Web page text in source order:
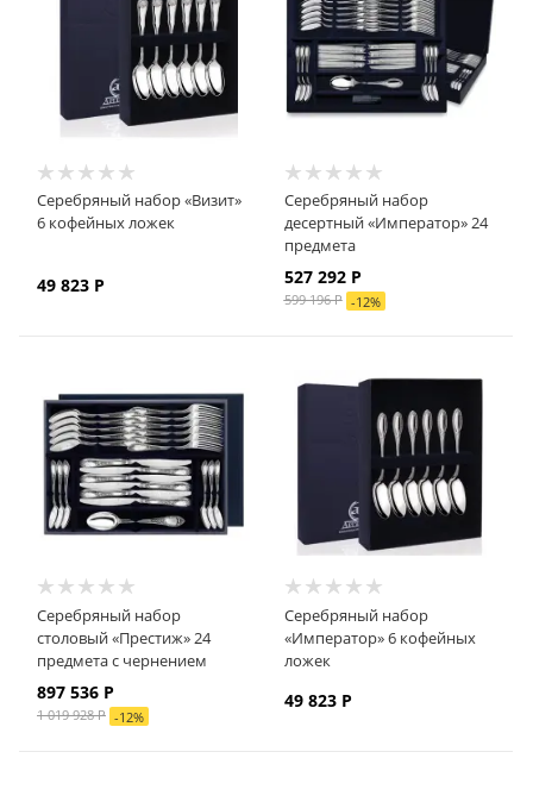
Серебряный набор «Визит»
6 кофейных ложек
49 823 Р
Серебряный набор
десертный «Император» 24
предмета
527 292Р
599 196Р -12%
Серебряный набор
столовый «Престиж» 24
предмета с чернением
897 536 Р
1 019 928Р -12%
Серебряный набор
«Император» 6 кофейных
ложек
49 823Р